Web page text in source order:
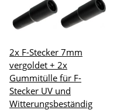
2x F-Stecker 7mm
vergoldet + 2x
Gummitülle für F-
Stecker UV und
Witterungsbeständig